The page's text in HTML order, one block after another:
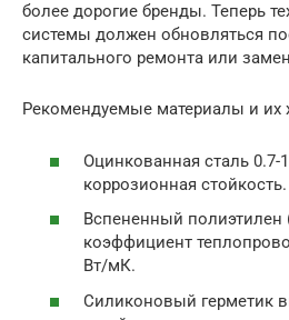
более дорогие бренды. Теперь
системы должен обновляться
капитального ремонта или
Рекомендуемые материалы и их
Оцинкованная сталь
коррозионная стойкость.
Вспененный полиэтилен
коэффициент
Вт/мК.
Силиконовый герметик